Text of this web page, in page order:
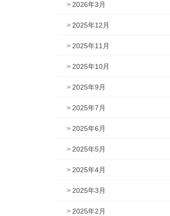
2026年3月
2025年12月
2025年11月
2025年10月
2025年9月
2025年7月
2025年6月
2025年5月
2025年4月
2025年3月
2025年2月